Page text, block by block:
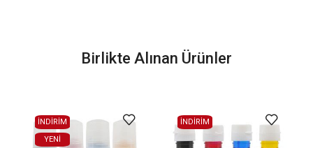
Birlikte Alınan Ürünler
İNDİRİM
YENI
İNDİRİM